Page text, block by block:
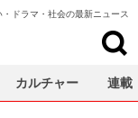
ドラマ・社会の最新ニュース
カルチャー 連載